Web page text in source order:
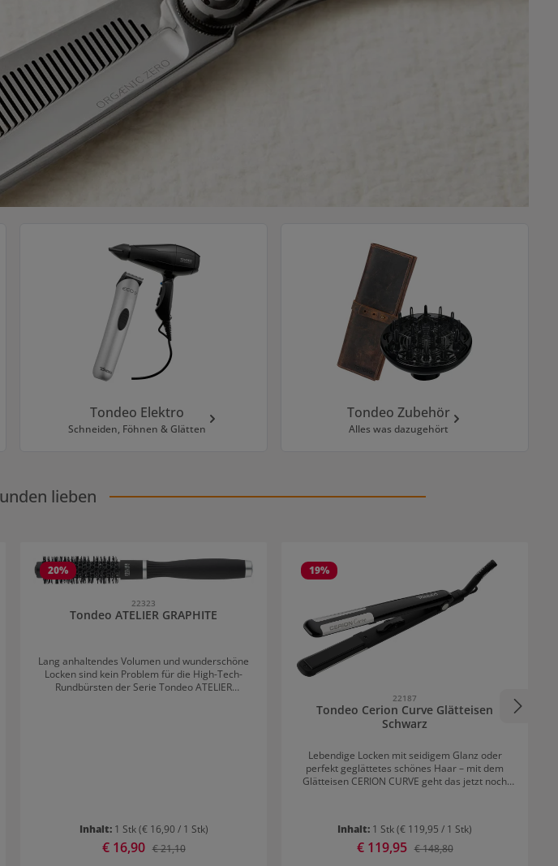
Tondeo Elektro
Schneiden, Föhnen & Glätten
Tondeo Zubehör
Alles was dazugehört
lieben
20%
22323
Tondeo ATELIER GRAPHITE
Lang anhaltendes Volumen und wunderschöne
Locken sind kein Problem für die High-Tech-
Rundbürsten der Serie Tondeo ATELIER
Inhalt: 1 Stk(€ 16,90 / 1 Stk)
Verkaufspreis:
€ 16,90 Regulärer Preis:
€ 21,10
19%
22187
Tondeo Cerion Curve Glätteisen
Schwarz
Lebendige Locken mit seidigem Glanz oder
perfekt geglättetes schönes Haar – mit dem
Glätteisen CERION CURVE geht das jetzt noch
abgerundeten, federgelagerten und keramik-
turmalinbeschichteten Platten machen jedes
Inhalt: 1 Stk(€ 119,95 / 1 Stk)
Verkaufspreis:
€ 119,95 Regulärer Preis:
€ 148,80